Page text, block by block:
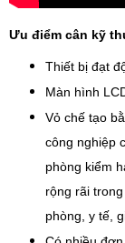
Ưu điểm cân kỹ
Thiết bị đạt
Màn hình
Vỏ chế tạo
công nghiệp
phòng kiểm
rộng rãi
phòng, y tế,